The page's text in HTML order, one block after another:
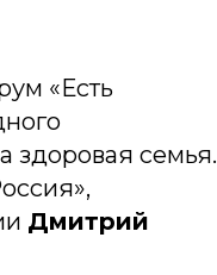
«Есть
здоровая семья.
Дмитрий